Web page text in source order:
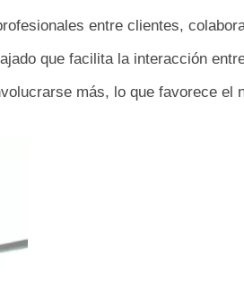
entre clientes,
que facilita la interacción
más, lo que favorece el